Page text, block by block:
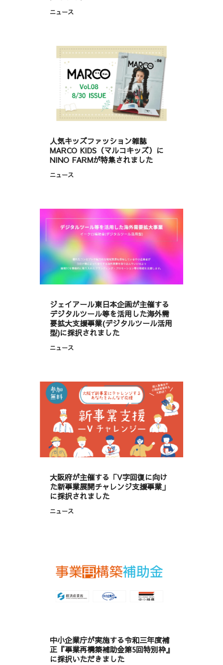
ニュース
人気キッズファッション雑誌
MARCO KIDS（マルコキッズ）に
NINO FARMが特集されました
ニュース
ジェイアール東日本企画が主催する
デジタルツール等を活用した海外需
要拡大支援事業(デジタルツール活用
型)に採択されました
ニュース
大阪府が主催する「V字回復に向け
た新事業展開チャレンジ支援事業」
に採択されました
ニュース
中小企業庁が実施する令和三年度補
正『事業再構築補助金第5回特別枠』
に採択いただきました